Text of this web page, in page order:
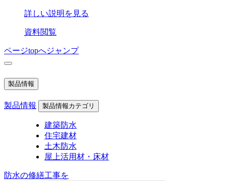
詳しい説明を見る
資料閲覧
ページtopへジャンプ
製品情報
製品情報 製品情報カテゴリ
建築防水
住宅建材
土木防水
屋上活用材・床材
防水の修繕工事を